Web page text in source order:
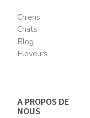
Chiens
Chats
Blog
Eleveurs
A PROPOS DE
NOUS